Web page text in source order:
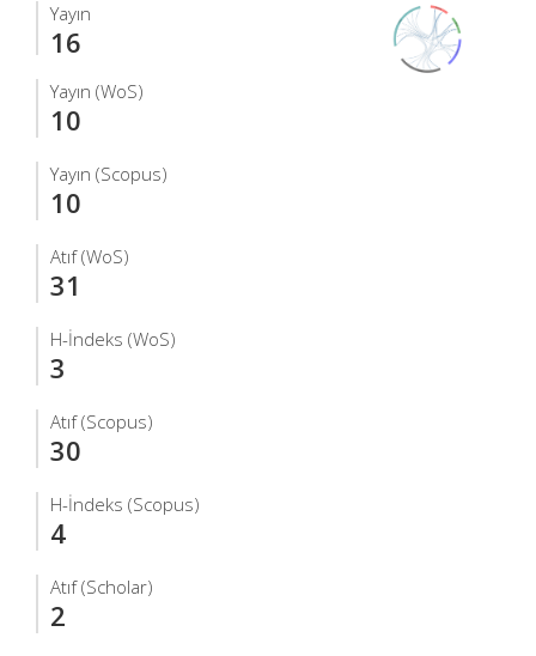
Yayın
16
Yayın (WoS)
10
Yayın (Scopus)
10
Atıf (WoS)
31
H-İndeks (WoS)
3
Atıf (Scopus)
30
H-İndeks (Scopus)
4
Atıf (Scholar)
2